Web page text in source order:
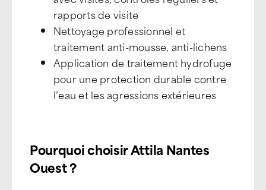
rapports de visite
Nettoyage professionnel et
traitement anti-mousse, anti-lichens
Application de traitement hydrofuge
pour une protection durable contre
l’eau et les agressions extérieures
Pourquoi choisir Attila Nantes
Ouest ?